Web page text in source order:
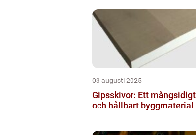
03 augusti 2025
Gipsskivor: Ett mångsidigt
och hållbart byggmaterial